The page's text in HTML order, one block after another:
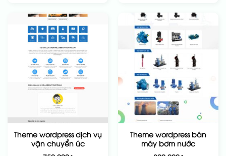
Theme wordpress dịch vụ
vận chuyển úc
Theme wordpress bán
máy bơm nước